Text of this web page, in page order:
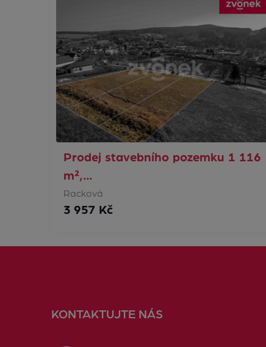
Prodej stavebního pozemku 1 116
m²,…
Racková
3 957 Kč
KONTAKTUJTE NÁS